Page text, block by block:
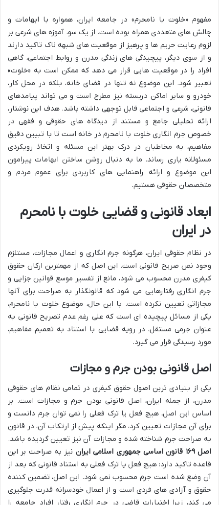
مفهوم «خلوت با نامحرم» در جامعه ایران، همواره با ابهامات و
چالش های متعددی همراه بوده است. از یک سو، آموزه های شرعی بر
لزوم رعایت حریم ها و پرهیز از موقعیت های شبهه ناک تاکید دارند
و از سوی دیگر، پیچیدگی های زندگی مدرن و روابط اجتماعی، گاهی
افراد را در موقعیت هایی قرار می دهد که ممکن است به «خلوت»
تعبیر شود. این موضوع نه تنها در فضای خانه، بلکه در محل کار،
خودرو و سایر اماکن دربسته نیز مطرح است و می تواند پیامدهای
قانونی، شرعی و اجتماعی قابل توجهی داشته باشد. هدف این نوشتار،
ارائه تحلیلی جامع و مستند از دیدگاه های حقوقی و فقهی در
خصوص جرم انگاری خلوت با نامحرم در خانه است تا با تبیین دقیق
مفاهیم، به مخاطبان در درک بهتر این مسئله و اتخاذ رویکردی
مسئولانه یاری رساند. ما به دنبال روشن ساختن ابهامات پیرامون
این موضوع و ارائه راهنمایی های کاربردی برای عموم مردم و
متخصصان حقوقی هستیم.
ابعاد قانونی و قضایی خلوت با نامحرم
در ایران
در نظام حقوقی ایران، هرگونه جرم انگاری و اعمال مجازات، مستلزم
وجود نص صریح قانونی است. این اصل که از مهمترین ارکان حقوق
کیفری مدرن محسوب می شود، مانع از تفسیر موسع قوانین جزایی و
جرم انگاری رفتارهایی می شود که قانونگذار به صراحت برای آنها
مجازاتی تعیین نکرده است. با این حال، موضوع خلوت با نامحرم،
یکی از مسائل پیچیده ای است که علی رغم عدم تصریح قانونی به
عنوان جرمی مستقل، در رویه قضایی با استناد به تعمیم مفاهیم،
مورد رسیدگی قرار می گیرد.
اصل قانونی بودن جرم و مجازات
یکی از بنیادی ترین اصول حقوق کیفری در تمامی نظام های حقوقی
مدرن، از جمله ایران، اصل قانونی بودن جرم و مجازات است. بر
اساس این اصل، هیچ فعل یا ترک فعلی را نمی توان جرم دانست و
برای آن مجازات تعیین کرد، مگر اینکه پیش از ارتکاب آن، در قانون
به صراحت جرم شناخته شده و مجازات آن نیز تعیین گردیده باشد.
اصل ۱۶۹ قانون اساسی جمهوری اسلامی ایران
نیز به صراحت بر این
قاعده تاکید دارد: هیچ فعل یا ترک فعلی به استناد قانونی که بعد از
آن وضع شده است جرم محسوب نمی شود. این اصل، تضمین کننده
حقوق و آزادی های فردی است و از اعمال خودسرانه قدرت جلوگیری
می کند، زیرا اختیارات قاضی در جرم انگاری رفتار افراد جامعه را